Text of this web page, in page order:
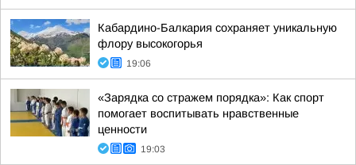
Кабардино-Балкария сохраняет уникальную
флору высокогорья
19:06
«Зарядка со стражем порядка»: Как спорт
помогает воспитывать нравственные
ценности
19:03